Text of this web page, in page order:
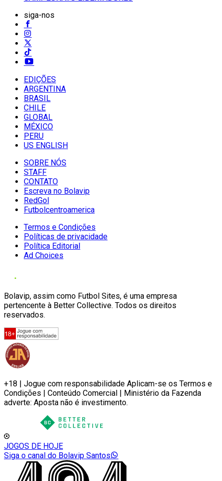
siga-nos
EDIÇÕES
ARGENTINA
BRASIL
CHILE
GLOBAL
MÉXICO
PERU
US ENGLISH
SOBRE NÓS
STAFF
CONTATO
Escreva no Bolavip
RedGol
Futbolcentroamerica
Termos e Condições
Políticas de privacidade
Política Editorial
Ad Choices
Bolavip, assim como Futbol Sites, é uma empresa
pertencente à Better Collective. Todos os direitos
reservados.
+18 | Jogue com responsabilidade Aplicam-se os Termos e
Condições | Conteúdo Comercial | Ministério da Fazenda
adverte: Aposta não é investimento.
JOGOS DE HOJE
Siga o canal do Bolavip Santos